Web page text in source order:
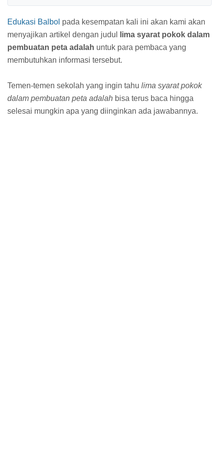
Edukasi Balbol pada kesempatan kali ini akan kami akan
menyajikan artikel dengan judul
lima syarat pokok dalam
pembuatan peta adalah untuk para pembaca yang
membutuhkan informasi tersebut.
Temen-temen sekolah yang ingin tahu lima syarat pokok
dalam pembuatan peta adalah bisa terus baca hingga
selesai mungkin apa yang diinginkan ada jawabannya.